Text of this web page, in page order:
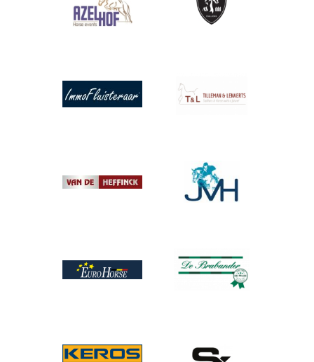
Afbeelding Afbeelding
Afbeelding
Afbeelding
Afbeelding
Afbeelding
Afbeelding
Afbeelding